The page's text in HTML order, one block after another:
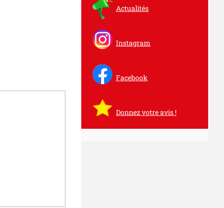
Actualités
Instagram
Facebook
Donnez votre avis !